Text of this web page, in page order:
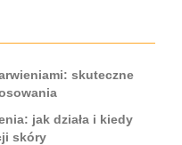
skuteczne
jak działa i kiedy
skóry